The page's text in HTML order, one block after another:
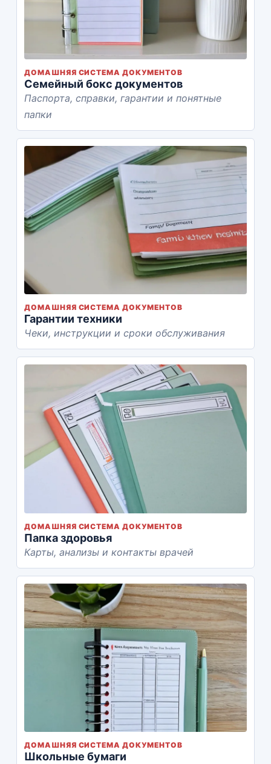
ДОМАШНЯЯ СИСТЕМА ДОКУМЕНТОВ
Семейный бокс документов
Паспорта, справки, гарантии и понятные
папки
ДОМАШНЯЯ СИСТЕМА ДОКУМЕНТОВ
Гарантии техники
Чеки, инструкции и сроки обслуживания
ДОМАШНЯЯ СИСТЕМА ДОКУМЕНТОВ
Папка здоровья
Карты, анализы и контакты врачей
ДОМАШНЯЯ СИСТЕМА ДОКУМЕНТОВ
Школьные бумаги